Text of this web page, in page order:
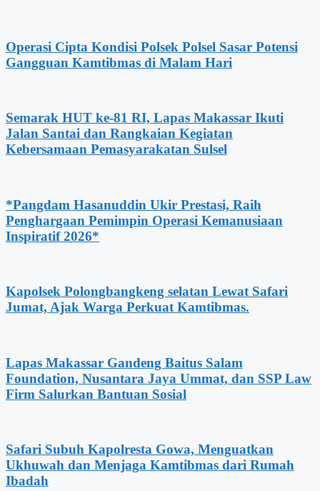
Operasi Cipta Kondisi Polsek Polsel Sasar Potensi
Gangguan Kamtibmas di Malam Hari
Semarak HUT ke-81 RI, Lapas Makassar Ikuti
Jalan Santai dan Rangkaian Kegiatan
Kebersamaan Pemasyarakatan Sulsel
*Pangdam Hasanuddin Ukir Prestasi, Raih
Penghargaan Pemimpin Operasi Kemanusiaan
Inspiratif 2026*
Kapolsek Polongbangkeng selatan Lewat Safari
Jumat, Ajak Warga Perkuat Kamtibmas.
Lapas Makassar Gandeng Baitus Salam
Foundation, Nusantara Jaya Ummat, dan SSP Law
Firm Salurkan Bantuan Sosial
Safari Subuh Kapolresta Gowa, Menguatkan
Ukhuwah dan Menjaga Kamtibmas dari Rumah
Ibadah